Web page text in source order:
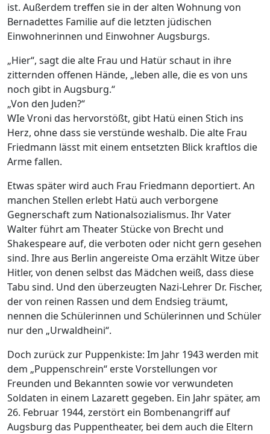
ist. Außerdem treffen sie in der alten Wohnung von
Bernadettes Familie auf die letzten jüdischen
Einwohnerinnen und Einwohner Augsburgs.
„Hier“, sagt die alte Frau und Hatür schaut in ihre
zitternden offenen Hände, „leben alle, die es von uns
noch gibt in Augsburg.“
„Von den Juden?“
WIe Vroni das hervorstößt, gibt Hatü einen Stich ins
Herz, ohne dass sie verstünde weshalb. Die alte Frau
Friedmann lässt mit einem entsetzten Blick kraftlos die
Arme fallen.
Etwas später wird auch Frau Friedmann deportiert. An
manchen Stellen erlebt Hatü auch verborgene
Gegnerschaft zum Nationalsozialismus. Ihr Vater
Walter führt am Theater Stücke von Brecht und
Shakespeare auf, die verboten oder nicht gern gesehen
sind. Ihre aus Berlin angereiste Oma erzählt Witze über
Hitler, von denen selbst das Mädchen weiß, dass diese
Tabu sind. Und den überzeugten Nazi-Lehrer Dr. Fischer,
der von reinen Rassen und dem Endsieg träumt,
nennen die Schülerinnen und Schülerinnen und Schüler
nur den „Urwaldheini“.
Doch zurück zur Puppenkiste: Im Jahr 1943 werden mit
dem „Puppenschrein“ erste Vorstellungen vor
Freunden und Bekannten sowie vor verwundeten
Soldaten in einem Lazarett gegeben. Ein Jahr später, am
26. Februar 1944, zerstört ein Bombenangriff auf
Augsburg das Puppentheater, bei dem auch die Eltern